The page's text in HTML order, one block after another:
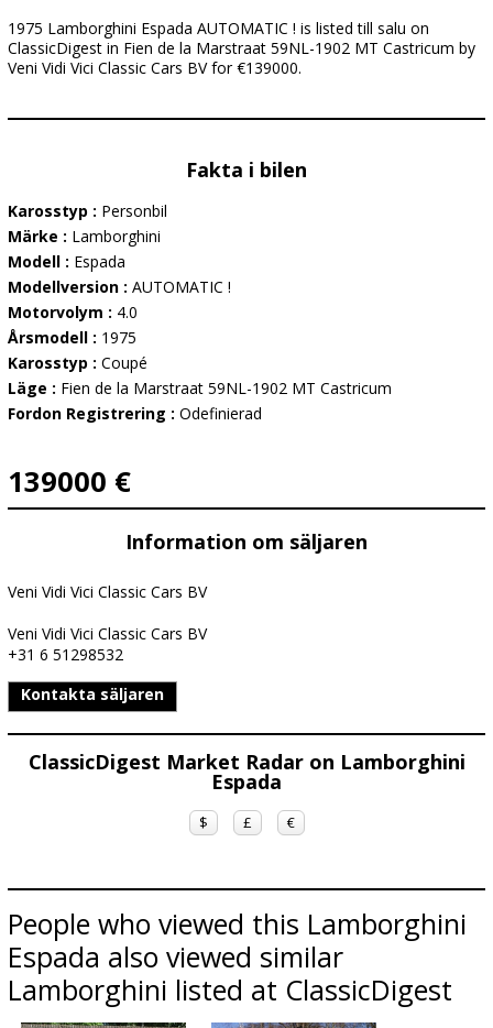
1975 Lamborghini Espada AUTOMATIC ! is listed till salu on
ClassicDigest in Fien de la Marstraat 59NL-1902 MT Castricum by
Veni Vidi Vici Classic Cars BV for €139000.
Fakta i bilen
Karosstyp : Personbil
Märke : Lamborghini
Modell : Espada
Modellversion : AUTOMATIC !
Motorvolym : 4.0
Årsmodell : 1975
Karosstyp : Coupé
Läge : Fien de la Marstraat 59NL-1902 MT Castricum
Fordon Registrering : Odefinierad
139000 €
Information om säljaren
Veni Vidi Vici Classic Cars BV
Veni Vidi Vici Classic Cars BV
+31 6 51298532
Kontakta säljaren
ClassicDigest Market Radar on Lamborghini
Espada
$ £ €
People who viewed this Lamborghini
Espada also viewed similar
Lamborghini listed at ClassicDigest